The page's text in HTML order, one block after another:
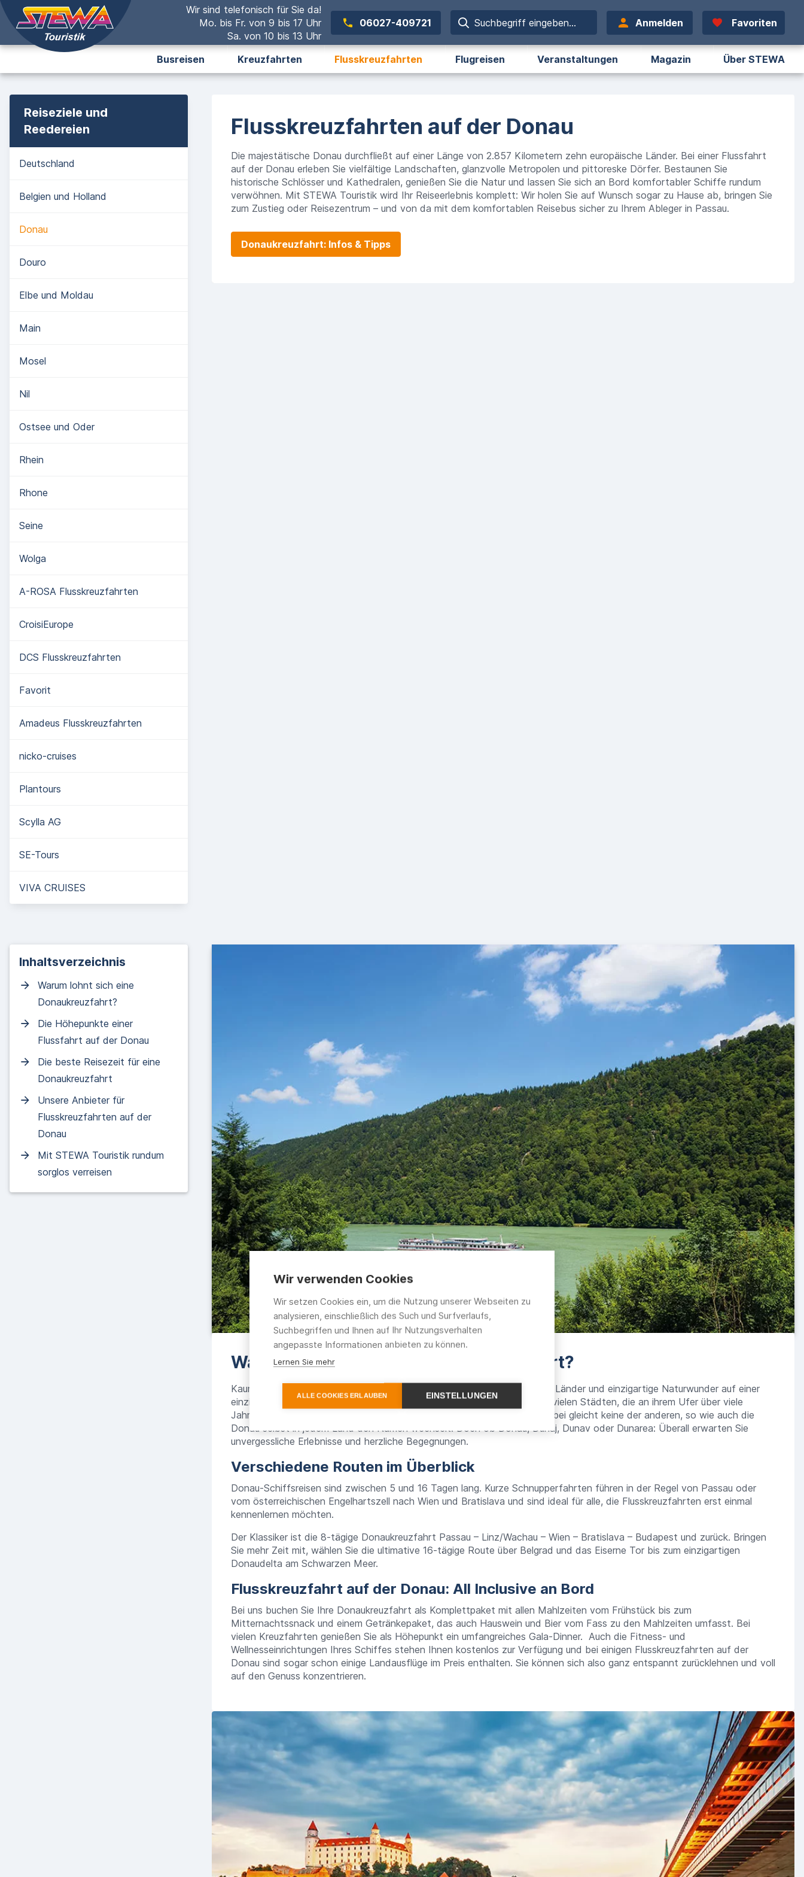
Wir sind telefonisch für Sie da!
Mo. bis Fr. von 9 bis 17 Uhr
Sa. von 10 bis 13 Uhr
06027-409721 Suchbegriff eingeben... Anmelden Favoriten
Busreisen Kreuzfahrten Flusskreuzfahrten Flugreisen Veranstaltungen Magazin Über STEWA
Reiseziele und
Reedereien
Deutschland
Belgien und Holland
Donau
Douro
Elbe und Moldau
Main
Mosel
Nil
Ostsee und Oder
Rhein
Rhone
Seine
Wolga
A-ROSA Flusskreuzfahrten
CroisiEurope
DCS Flusskreuzfahrten
Favorit
Amadeus Flusskreuzfahrten
nicko-cruises
Plantours
Scylla AG
SE-Tours
VIVA CRUISES
Flusskreuzfahrten auf der Donau
Die majestätische Donau durchfließt auf einer Länge von 2.857 Kilometern zehn europäische Länder. Bei einer Flussfahrt
auf der Donau erleben Sie vielfältige Landschaften, glanzvolle Metropolen und pittoreske Dörfer. Bestaunen Sie
historische Schlösser und Kathedralen, genießen Sie die Natur und lassen Sie sich an Bord komfortabler Schiffe rundum
verwöhnen. Mit STEWA Touristik wird Ihr Reiseerlebnis komplett: Wir holen Sie auf Wunsch sogar zu Hause ab, bringen Sie
zum Zustieg oder Reisezentrum – und von da mit dem komfortablen Reisebus sicher zu Ihrem Ableger in Passau.
Donaukreuzfahrt: Infos & Tipps
Inhaltsverzeichnis
Warum lohnt sich eine
Donaukreuzfahrt?
Die Höhepunkte einer
Flussfahrt auf der Donau
Die beste Reisezeit für eine
Donaukreuzfahrt
Unsere Anbieter für
Flusskreuzfahrten auf der
Donau
Mit STEWA Touristik rundum
sorglos verreisen
Warum lohnt sich eine Donaukreuzfahrt?
Kaum eine andere Flusskreuzfahrt erlaubt es Ihnen, so viele interessante Länder und einzigartige Naturwunder auf einer
einzigen Reise zu erleben. Die Bedeutung der Donau spiegelt sich in den vielen Städten, die an ihrem Ufer über viele
Jahrhunderte zu beeindruckenden Metropolen herangewachsen sind. Dabei gleicht keine der anderen, so wie auch die
Donau selbst in jedem Land den Namen wechselt. Doch ob Donau, Dunaj, Dunav oder Dunarea: Überall erwarten Sie
unvergessliche Erlebnisse und herzliche Begegnungen.
Verschiedene Routen im Überblick
Donau-Schiffsreisen sind zwischen 5 und 16 Tagen lang. Kurze Schnupperfahrten führen in der Regel von Passau oder
vom österreichischen Engelhartszell nach Wien und Bratislava und sind ideal für alle, die Flusskreuzfahrten erst einmal
kennenlernen möchten.
Der Klassiker ist die 8-tägige Donaukreuzfahrt Passau – Linz/Wachau – Wien – Bratislava – Budapest und zurück. Bringen
Sie mehr Zeit mit, wählen Sie die ultimative 16-tägige Route über Belgrad und das Eiserne Tor bis zum einzigartigen
Donaudelta am Schwarzen Meer.
Flusskreuzfahrt auf der Donau: All Inclusive an Bord
Bei uns buchen Sie Ihre Donaukreuzfahrt als Komplettpaket mit allen Mahlzeiten vom Frühstück bis zum
Mitternachtssnack und einem Getränkepaket, das auch Hauswein und Bier vom Fass zu den Mahlzeiten umfasst. Bei
vielen Kreuzfahrten genießen Sie als Höhepunkt ein umfangreiches Gala-Dinner. Auch die Fitness- und
Wellnesseinrichtungen Ihres Schiffes stehen Ihnen kostenlos zur Verfügung und bei einigen Flusskreuzfahrten auf der
Donau sind sogar schon einige Landausflüge im Preis enthalten. Sie können sich also ganz entspannt zurücklehnen und voll
auf den Genuss konzentrieren.
Wir verwenden Cookies
Wir setzen Cookies ein, um die Nutzung unserer Webseiten zu
analysieren, einschließlich des Such und Surfverlaufs,
Suchbegriffen und Ihnen auf Ihr Nutzungsverhalten
angepasste Informationen anbieten zu können.
Lernen Sie mehr
ALLE COOKIES ERLAUBEN EINSTELLUNGEN